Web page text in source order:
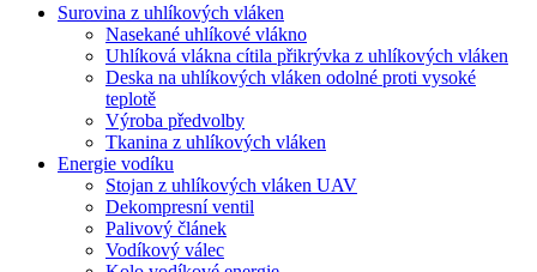
Surovina z uhlíkových vláken
Nasekané uhlíkové vlákno
Uhlíková vlákna cítila přikrývka z uhlíkových vláken
Deska na uhlíkových vláken odolné proti vysoké
teplotě
Výroba předvolby
Tkanina z uhlíkových vláken
Energie vodíku
Stojan z uhlíkových vláken UAV
Dekompresní ventil
Palivový článek
Vodíkový válec